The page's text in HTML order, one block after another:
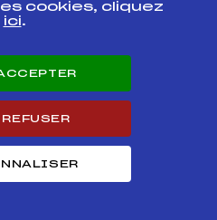
cookies, cliquez
ici.